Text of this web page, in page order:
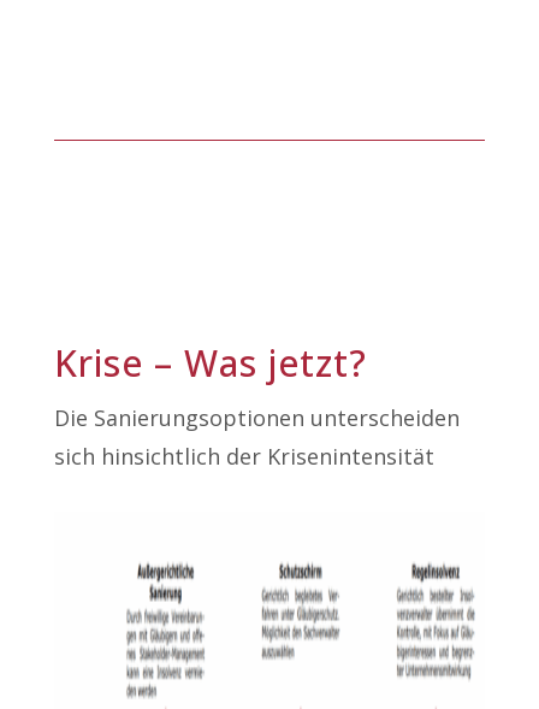
Krise – Was jetzt?
Die Sanierungsoptionen unterscheiden
sich hinsichtlich der Krisenintensität